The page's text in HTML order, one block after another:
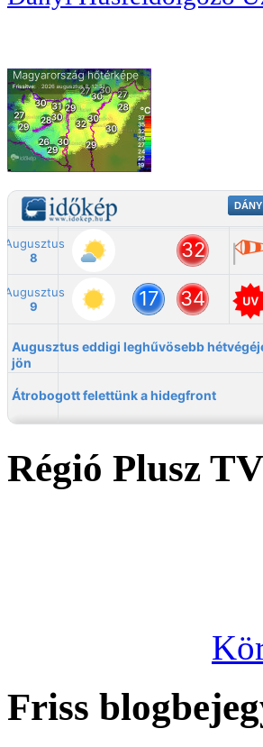
Régió Plusz TV
Friss